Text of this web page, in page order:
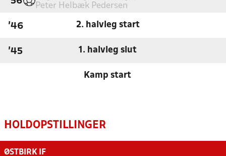
Peter Helbæk Pedersen
'46 2. halvleg start
'45 1. halvleg slut
Kamp start
HOLDOPSTILLINGER
ØSTBIRK IF